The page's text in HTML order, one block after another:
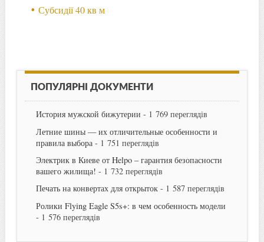
Субсидії 40 кв м
ПОПУЛЯРНІ ДОКУМЕНТИ
История мужской бижутерии - 1 769 переглядів
Летние шины — их отличительные особенности и
правила выбора- 1 751 переглядів
Электрик в Киеве от Helpo – гарантия безопасности
вашего жилища! - 1 732 переглядів
Печать на конвертах для открыток- 1 587 переглядів
Ролики Flying Eagle S5s+: в чем особенность модели
- 1 576 переглядів